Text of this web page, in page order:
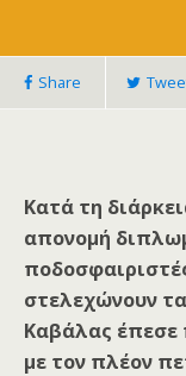
Share
Κατά τη
απονομή
στελεχώνουν
Καβάλας έπεσε
με τον πλέον